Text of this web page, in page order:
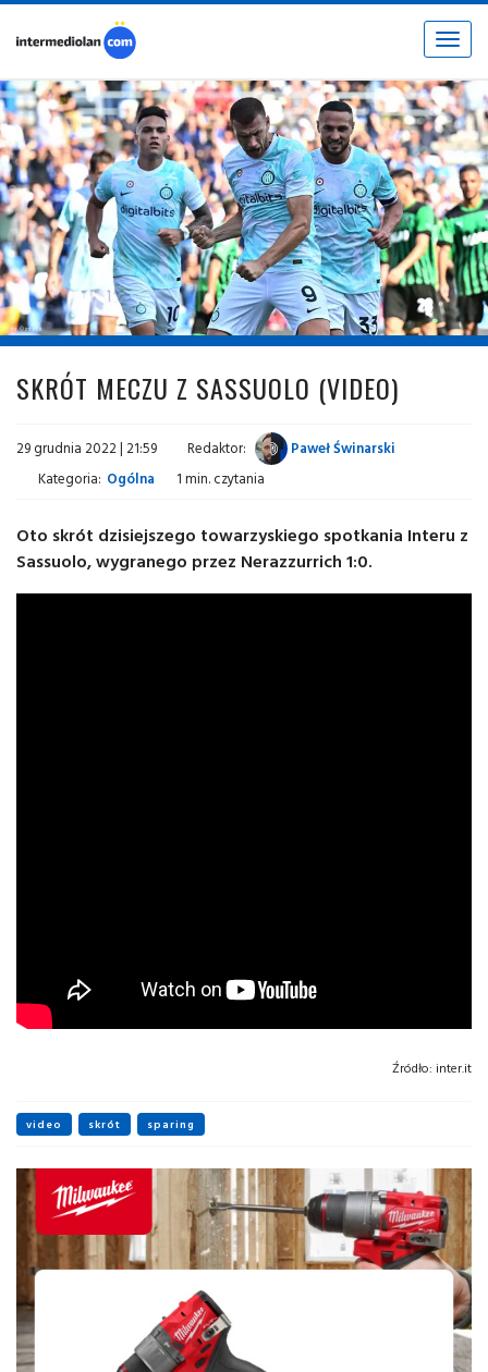
Toggle
fot. © inter.it
SKRÓT MECZU Z SASSUOLO (VIDEO)
29 grudnia 2022 | 21:59 Redaktor:
Paweł Świnarski
Kategoria: Ogólna 1 min. czytania
Oto skrót dzisiejszego towarzyskiego spotkania Interu z
Sassuolo, wygranego przez Nerazzurrich 1:0.
Źródło: inter.it
video skrót sparing